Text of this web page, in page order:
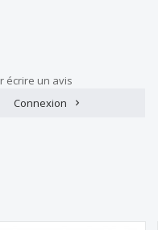
écrire un avis
Connexion